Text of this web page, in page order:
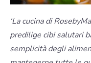
‘La cucina di
predilige cibi salutari
semplicità degli